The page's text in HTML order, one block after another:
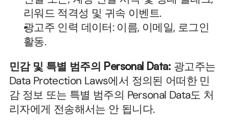
리워드 적격성 및 귀속 이벤트.
광고주 인력 데이터: 이름, 이메일, 로그인
활동.
민감 및 특별 범주의 Personal Data: 광고주는
Data Protection Laws에서 정의된 어떠한 민
감 정보 또는 특별 범주의 Personal Data도 처
리자에게 전송해서는 안 됩니다.